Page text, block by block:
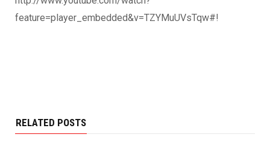
feature=player_embedded&v=TZYMuUVsTqw#!
RELATED POSTS